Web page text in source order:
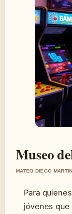
Museo
MATEO DIEGO
Para
jóvenes